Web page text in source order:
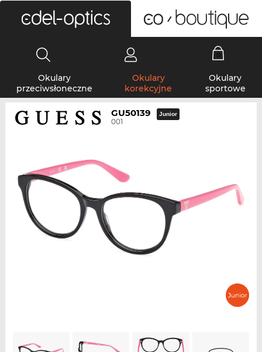
Okulary
przeciwsłoneczne
Okulary
korekcyjne
Okulary
sportowe
GU50139
001
Junior